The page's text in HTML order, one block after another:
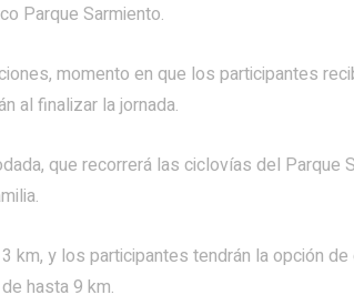
Parque Sarmiento.
momento en que los participantes
al finalizar la jornada.
que recorrerá las ciclovías del Parque
km, y los participantes tendrán la opción
hasta 9 km.